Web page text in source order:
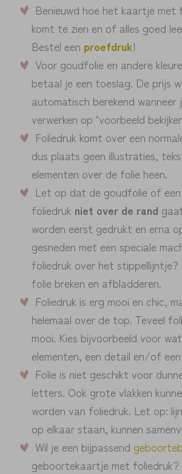
Benieuwd hoe het kaartje met
komt te zien en of alles goed
Bestel een proefdruk!
Voor goudfolie en andere
betaal je een toeslag. De prijs
automatisch berekend wanneer
verwerken op ‘voorbeeld
Foliedruk komt over een
dus plaats geen illustraties,
elementen over de folie heen.
Let op dat de goudfolie of een
foliedruk niet over de rand
worden eerst gedrukt en erna
gesneden met een speciale
foliedruk over het stippellijntje?
folie breken en afbladderen.
Foliedruk is erg mooi en chic,
helemaal over de top. Teveel
mooi. Kies bijvoorbeeld voor
elementen, een detail en/of
Folie is niet geschikt voor
letters. Ook grote vlakken
worden van foliedruk. Let op:
op elkaar staan, kunnen
Wil je een bijpassend
geboortekaartje met foliedruk?